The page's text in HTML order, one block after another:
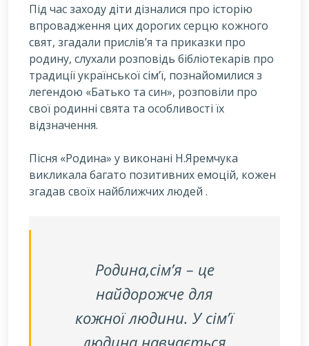
Під час заходу діти дізналися про історію
впровадження цих дорогих серцю кожного
свят, згадали прислів’я та приказки про
родину, слухали розповідь бібліотекарів про
традиції української сім’ї, познайомилися з
легендою «Батько та син», розповіли про
свої родинні свята та особливості їх
відзначення.
Пісня «Родина» у виконані Н.Яремчука
викликала багато позитивних емоцій, кожен
згадав своїх найближчих людей .
Родина,сім’я – це
найдорожче для
кожної людини. У сім’ї
людина навчається